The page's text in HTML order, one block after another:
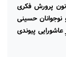
پرورش فکری
نوجوانان حسینی
پیوندی